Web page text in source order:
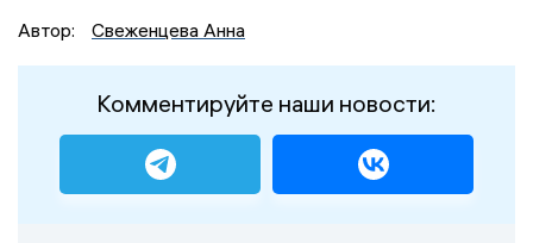
Автор:
Свеженцева Анна
Комментируйте наши новости: